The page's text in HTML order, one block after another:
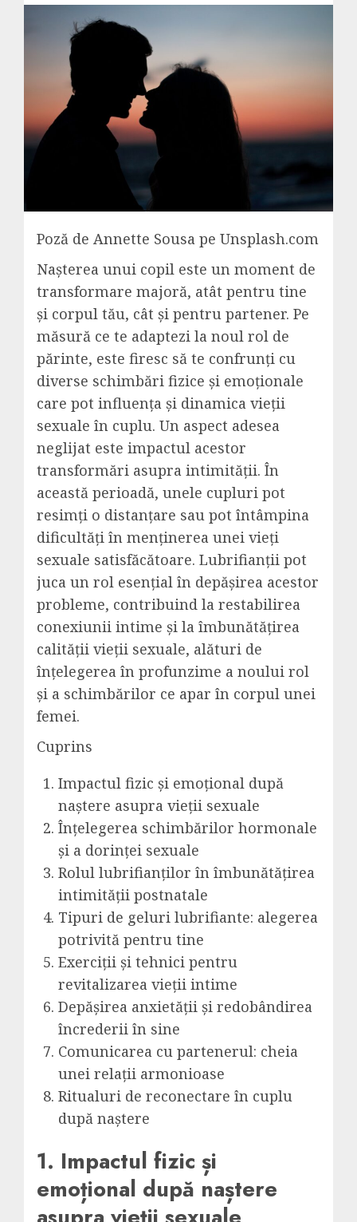
Poză de Annette Sousa pe Unsplash.com
Nașterea unui copil este un moment de
transformare majoră, atât pentru tine
și corpul tău, cât și pentru partener. Pe
măsură ce te adaptezi la noul rol de
părinte, este firesc să te confrunți cu
diverse schimbări fizice și emoționale
care pot influența și dinamica vieții
sexuale în cuplu. Un aspect adesea
neglijat este impactul acestor
transformări asupra intimității. În
această perioadă, unele cupluri pot
resimți o distanțare sau pot întâmpina
dificultăți în menținerea unei vieți
sexuale satisfăcătoare. Lubrifianții pot
juca un rol esențial în depășirea acestor
probleme, contribuind la restabilirea
conexiunii intime și la îmbunătățirea
calității vieții sexuale, alături de
înțelegerea în profunzime a noului rol
și a schimbărilor ce apar în corpul unei
femei.
Cuprins
Impactul fizic și emoțional după
naștere asupra vieții sexuale
Înțelegerea schimbărilor hormonale
și a dorinței sexuale
Rolul lubrifianților în îmbunătățirea
intimității postnatale
Tipuri de geluri lubrifiante: alegerea
potrivită pentru tine
Exerciții și tehnici pentru
revitalizarea vieții intime
Depășirea anxietății și redobândirea
încrederii în sine
Comunicarea cu partenerul: cheia
unei relații armonioase
Ritualuri de reconectare în cuplu
după naștere
1. Impactul fizic și
emoțional după naștere